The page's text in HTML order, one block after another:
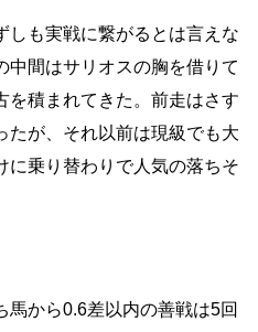
しも実戦に繋がるとは言えな
中間はサリオスの胸を借りて
を積まれてきた。前走はさす
たが、それ以前は現級でも大
に乗り替わりで人気の落ちそ
から0.6差以内の善戦は5回